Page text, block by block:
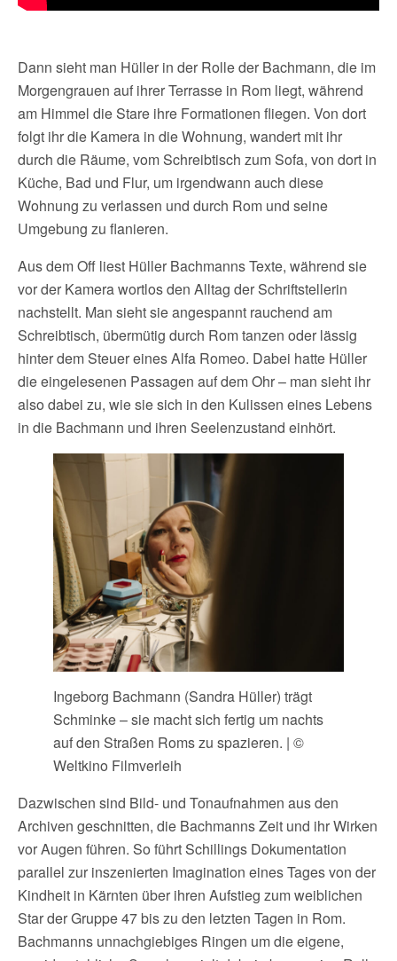
Dann sieht man Hüller in der Rolle der Bachmann, die im
Morgengrauen auf ihrer Terrasse in Rom liegt, während
am Himmel die Stare ihre Formationen fliegen. Von dort
folgt ihr die Kamera in die Wohnung, wandert mit ihr
durch die Räume, vom Schreibtisch zum Sofa, von dort in
Küche, Bad und Flur, um irgendwann auch diese
Wohnung zu verlassen und durch Rom und seine
Umgebung zu flanieren.
Aus dem Off liest Hüller Bachmanns Texte, während sie
vor der Kamera wortlos den Alltag der Schriftstellerin
nachstellt. Man sieht sie angespannt rauchend am
Schreibtisch, übermütig durch Rom tanzen oder lässig
hinter dem Steuer eines Alfa Romeo. Dabei hatte Hüller
die eingelesenen Passagen auf dem Ohr – man sieht ihr
also dabei zu, wie sie sich in den Kulissen eines Lebens
in die Bachmann und ihren Seelenzustand einhört.
Ingeborg Bachmann (Sandra Hüller) trägt
Schminke – sie macht sich fertig um nachts
auf den Straßen Roms zu spazieren. | ©
Weltkino Filmverleih
Dazwischen sind Bild- und Tonaufnahmen aus den
Archiven geschnitten, die Bachmanns Zeit und ihr Wirken
vor Augen führen. So führt Schillings Dokumentation
parallel zur inszenierten Imagination eines Tages von der
Kindheit in Kärnten über ihren Aufstieg zum weiblichen
Star der Gruppe 47 bis zu den letzten Tagen in Rom.
Bachmanns unnachgiebiges Ringen um die eigene,